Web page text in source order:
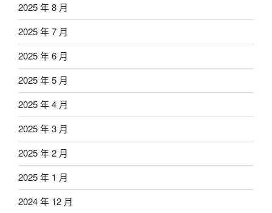
2025 年 8 月
2025 年 7 月
2025 年 6 月
2025 年 5 月
2025 年 4 月
2025 年 3 月
2025 年 2 月
2025 年 1 月
2024 年 12 月